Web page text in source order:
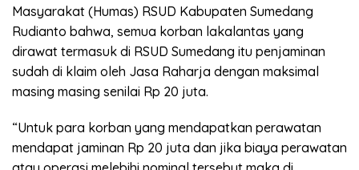
Masyarakat (Humas) RSUD Kabupaten Sumedang
Rudianto bahwa, semua korban lakalantas yang
dirawat termasuk di RSUD Sumedang itu penjaminan
sudah di klaim oleh Jasa Raharja dengan maksimal
masing masing senilai Rp 20 juta.
“Untuk para korban yang mendapatkan perawatan
mendapat jaminan Rp 20 juta dan jika biaya perawatan